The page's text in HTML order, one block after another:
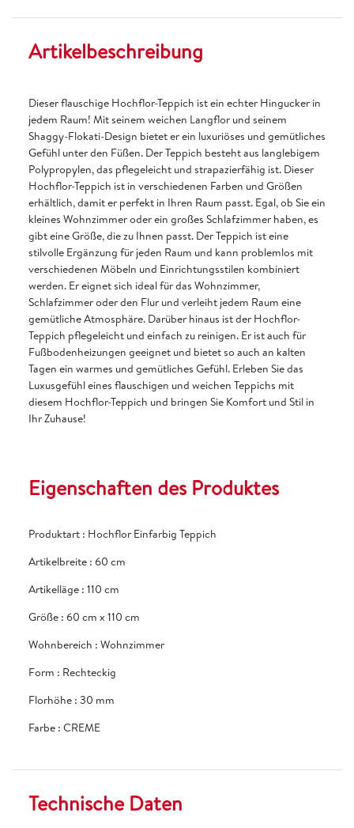
Artikelbeschreibung
Dieser flauschige Hochflor-Teppich ist ein echter Hingucker in
jedem Raum! Mit seinem weichen Langflor und seinem
Shaggy-Flokati-Design bietet er ein luxuriöses und gemütliches
Gefühl unter den Füßen. Der Teppich besteht aus langlebigem
Polypropylen, das pflegeleicht und strapazierfähig ist. Dieser
Hochflor-Teppich ist in verschiedenen Farben und Größen
erhältlich, damit er perfekt in Ihren Raum passt. Egal, ob Sie ein
kleines Wohnzimmer oder ein großes Schlafzimmer haben, es
gibt eine Größe, die zu Ihnen passt. Der Teppich ist eine
stilvolle Ergänzung für jeden Raum und kann problemlos mit
verschiedenen Möbeln und Einrichtungsstilen kombiniert
werden. Er eignet sich ideal für das Wohnzimmer,
Schlafzimmer oder den Flur und verleiht jedem Raum eine
gemütliche Atmosphäre. Darüber hinaus ist der Hochflor-
Teppich pflegeleicht und einfach zu reinigen. Er ist auch für
Fußbodenheizungen geeignet und bietet so auch an kalten
Tagen ein warmes und gemütliches Gefühl. Erleben Sie das
Luxusgefühl eines flauschigen und weichen Teppichs mit
diesem Hochflor-Teppich und bringen Sie Komfort und Stil in
Ihr Zuhause!
Eigenschaften des Produktes
Produktart : Hochflor Einfarbig Teppich
Artikelbreite : 60 cm
Artikelläge : 110 cm
Größe : 60 cm x 110 cm
Wohnbereich : Wohnzimmer
Form : Rechteckig
Florhöhe : 30 mm
Farbe : CREME
Technische Daten